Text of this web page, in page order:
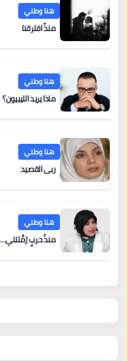
هنا وطني
منذُ افترقنا
هنا وطني
ماذا يريد الليبيون؟
هنا وطني
ربى القصيد
هنا وطني
منذُ حربٍ رَمَّلتني…